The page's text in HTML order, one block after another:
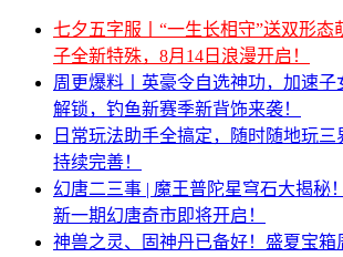
七夕五字服丨“一生长相守”送双形态
子全新特殊，8月14日浪漫开启！
周更爆料丨英豪令自选神功，加速子
解锁，钓鱼新赛季新背饰来袭！
日常玩法助手全搞定，随时随地玩
持续完善！
幻唐二三事 | 魔王普陀星穹石大揭秘
新一期幻唐奇市即将开启！
神兽之灵、固神丹已备好！盛夏宝箱